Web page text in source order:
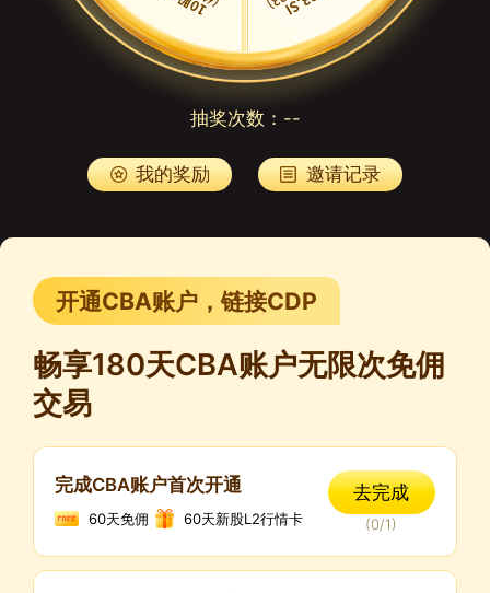
抽奖次数： --
我的奖励 邀请记录
开通CBA账户，链接CDP
畅享180天CBA账户无限次免佣
交易
完成CBA账户首次开通
60天免佣 60天新股L2行情卡
去完成
(0/1)